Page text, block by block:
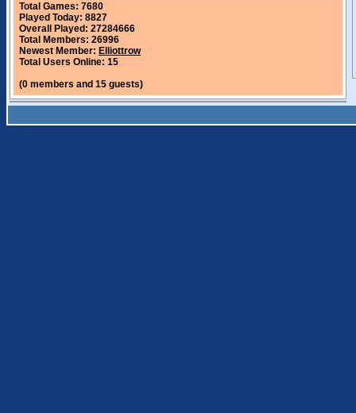
Total Games: 7680
Played Today: 8827
Overall Played: 27284666
Total Members: 26996
Newest Member: Elliottrow
Total Users Online: 15
(0 members and 15 guests)